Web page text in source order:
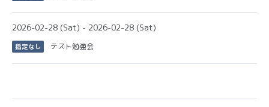
2026-02-28 (Sat) - 2026-02-28 (Sat)
指定なし テスト勉強会